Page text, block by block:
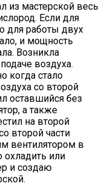
из мастерской весь
Если для
для работы двух
и мощность
Возникла
воздуха.
когда стало
со второй
оставшийся без
а также
на второй
второй части
вентилятором в
охладить или
и создаю